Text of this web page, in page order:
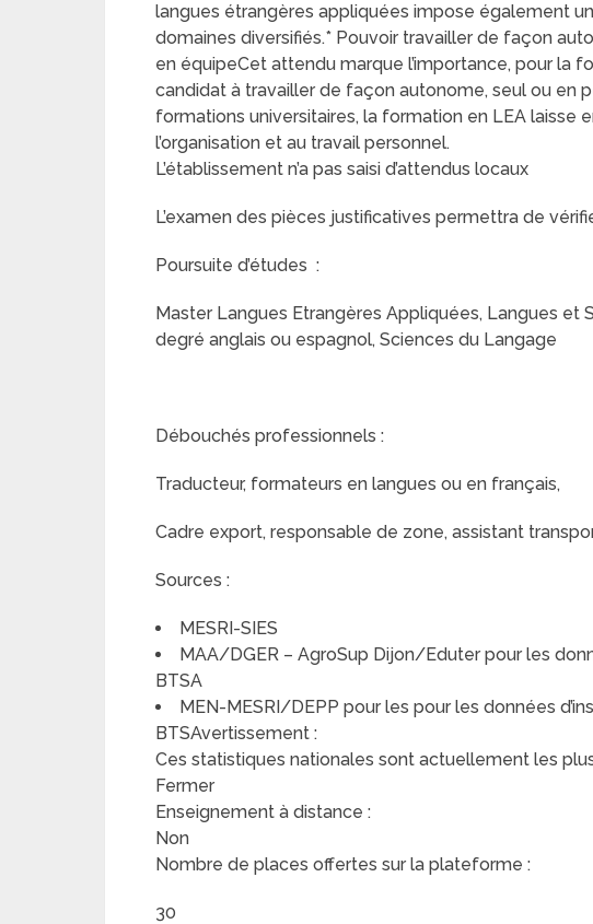
langues étrangères appliquées impose également
domaines diversifiés.* Pouvoir travailler de façon
en équipeCet attendu marque l’importance, pour la
candidat à travailler de façon autonome, seul ou en
formations universitaires, la formation en LEA laisse
l’organisation et au travail personnel.
L’établissement n’a pas saisi d’attendus locaux
L’examen des pièces justificatives permettra de
Poursuite d’études :
Master Langues Etrangères Appliquées, Langues et
degré anglais ou espagnol, Sciences du Langage
Débouchés professionnels :
Traducteur, formateurs en langues ou en français,
Cadre export, responsable de zone, assistant
Sources :
MESRI-SIES
MAA/DGER – AgroSup Dijon/Eduter pour les
BTSA
MEN-MESRI/DEPP pour les pour les données
BTSAvertissement :
Ces statistiques nationales sont actuellement les
Fermer
Enseignement à distance :
Non
Nombre de places offertes sur la plateforme :
30